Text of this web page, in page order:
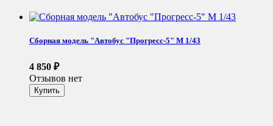
Сборная модель "Автобус "Прогресс-5" М 1/43
4 850 ₽
Отзывов нет